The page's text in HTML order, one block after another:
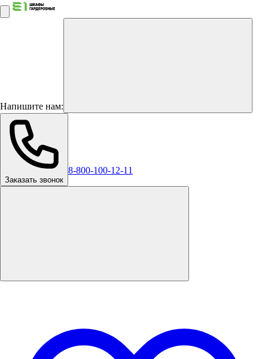
Напишите нам:
Заказать звонок
8-800-100-12-11